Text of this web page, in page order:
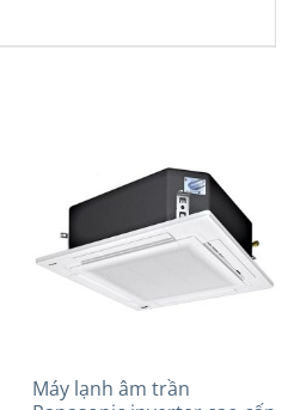
Máy lạnh âm trần